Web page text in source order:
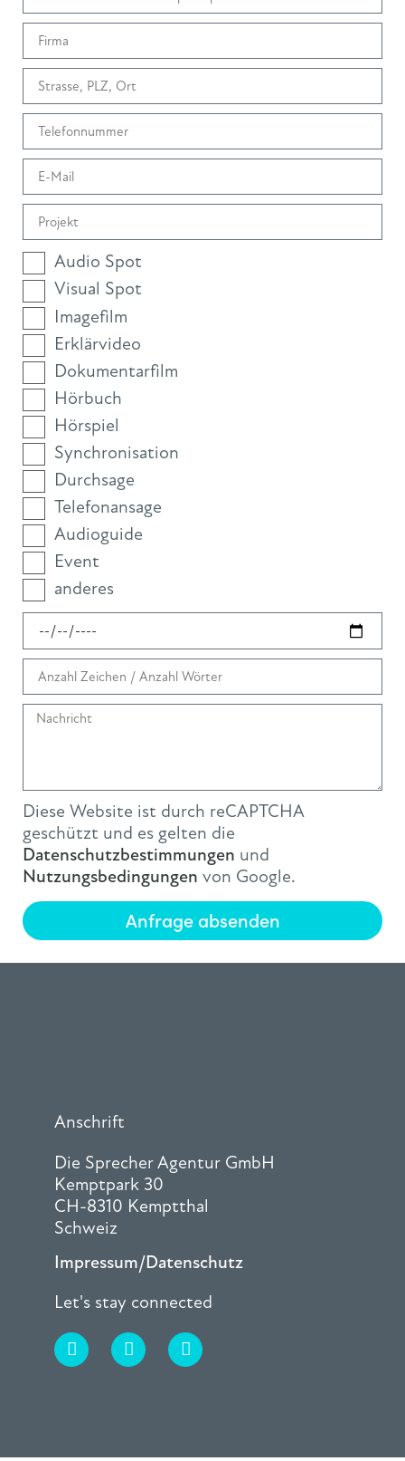
Audio Spot
Visual Spot
Imagefilm
Erklärvideo
Dokumentarfilm
Hörbuch
Hörspiel
Synchronisation
Durchsage
Telefonansage
Audioguide
Event
anderes
Diese Website ist durch reCAPTCHA
geschützt und es gelten die
Datenschutzbestimmungen und
Nutzungsbedingungen von Google.
Anfrage absenden
Anschrift
Die Sprecher Agentur GmbH
Kemptpark 30
CH-8310 Kemptthal
Schweiz
Impressum/Datenschutz
Let's stay connected